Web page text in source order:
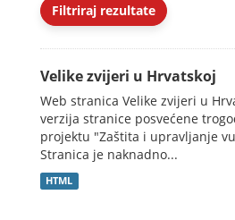
Filtriraj rezultate
Velike zvijeri u Hrvatskoj
Web stranica Velike zvijeri u
verzija stranice posvećene
projektu "Zaštita i upravljanje
Stranica je naknadno...
HTML